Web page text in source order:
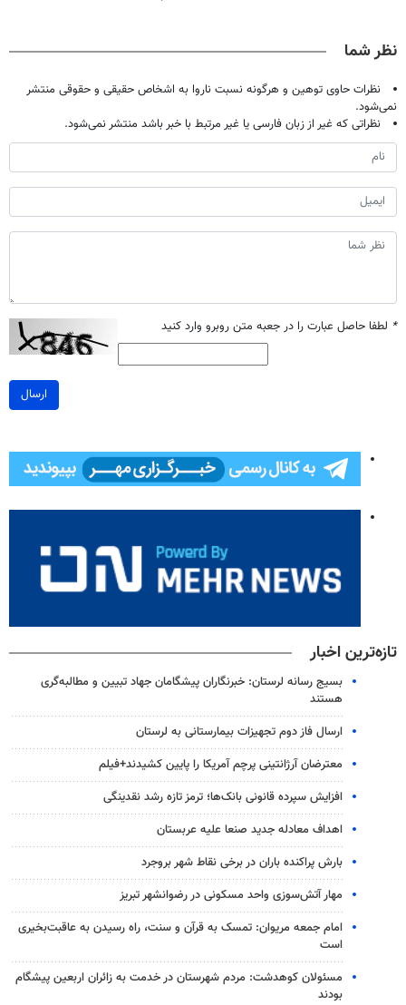
نظر شما
نظرات حاوی توهین و هرگونه نسبت ناروا به اشخاص حقیقی و حقوقی منتشر
نمی‌شود.
نظراتی که غیر از زبان فارسی یا غیر مرتبط با خبر باشد منتشر نمی‌شود.
* لطفا حاصل عبارت را در جعبه متن روبرو وارد کنید
ارسال
تازه‌ترین اخبار
بسیج رسانه لرستان: خبرنگاران پیشگامان جهاد تبیین و مطالبه‌گری
هستند
ارسال فاز دوم تجهیزات بیمارستانی به لرستان
معترضان آرژانتینی پرچم آمریکا را پایین کشیدند+فیلم
افزایش سپرده قانونی بانک‌ها؛ ترمز تازه رشد نقدینگی
اهداف معادله جدید صنعا علیه عربستان
بارش پراکنده باران در برخی نقاط شهر بروجرد
مهار آتش‌سوزی واحد مسکونی در رضوانشهر تبریز
امام جمعه مریوان: تمسک به قرآن و سنت، راه رسیدن به عاقبت‌بخیری
است
مسئولان کوهدشت: مردم شهرستان در خدمت به زائران اربعین پیشگام
بودند